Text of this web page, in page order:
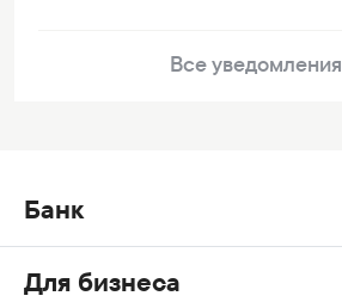
Все уведомления
Банк
Для бизнеса